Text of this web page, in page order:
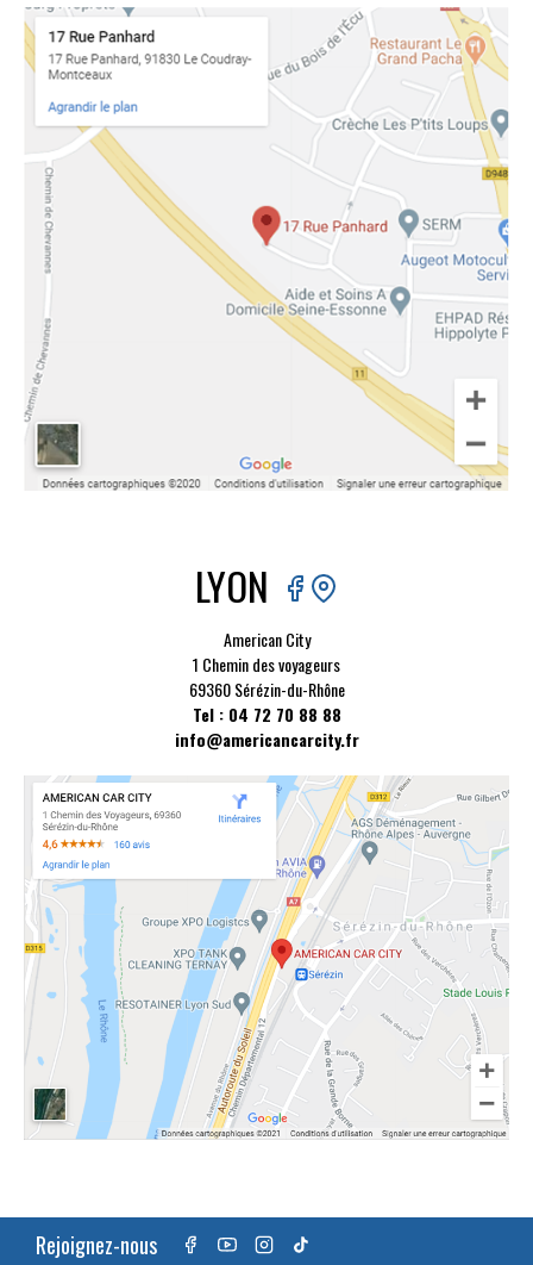
LYON
American City
1 Chemin des voyageurs
69360 Sérézin-du-Rhône
Tel : 04 72 70 88 88
info@americancarcity.fr
Rejoignez-nous